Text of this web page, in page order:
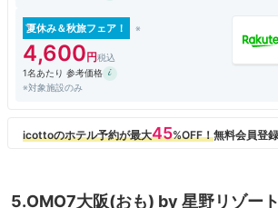
夏休み＆秋旅フェア！
4,600
1名あたり 参考価格
※対象施設のみ
5.OMO7大阪(おも) by 星野リゾート